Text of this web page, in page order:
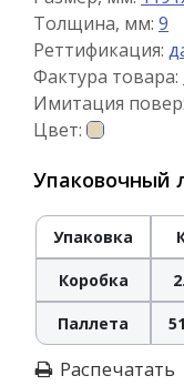
Толщина, мм: 9
Реттификация:
Фактура товара:
Имитация
Цвет:
Упаковочный
Упаковка
Коробка
Паллета
Распечатать